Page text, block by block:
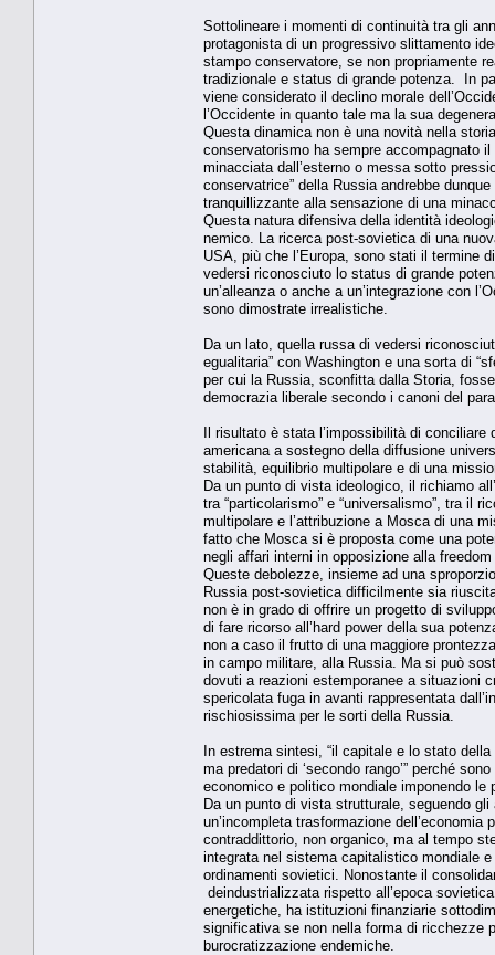
Sottolineare i momenti di continuità tra gli
protagonista di un progressivo slittamento
stampo conservatore, se non propriamente
tradizionale e status di grande potenza. In
viene considerato il declino morale
l’Occidente in quanto tale ma la sua
Questa dinamica non è una novità nella
conservatorismo ha sempre accompagnato
minacciata dall’esterno o messa sotto
conservatrice” della Russia andrebbe
tranquillizzante alla sensazione di una
Questa natura difensiva della identità
nemico. La ricerca post-sovietica di una
USA, più che l’Europa, sono stati il termine
vedersi riconosciuto lo status di grande
un’alleanza o anche a un’integrazione con
sono dimostrate irrealistiche.
Da un lato, quella russa di vedersi
egualitaria” con Washington e una sorta di
per cui la Russia, sconfitta dalla Storia,
democrazia liberale secondo i canoni del
Il risultato è stata l’impossibilità di conciliare
americana a sostegno della diffusione
stabilità, equilibrio multipolare e di una
Da un punto di vista ideologico, il richiamo
tra “particolarismo” e “universalismo”, tra il
multipolare e l’attribuzione a Mosca di una
fatto che Mosca si è proposta come una
negli affari interni in opposizione alla
Queste debolezze, insieme ad una
Russia post-sovietica difficilmente sia
non è in grado di offrire un progetto di
di fare ricorso all’hard power della sua
non a caso il frutto di una maggiore
in campo militare, alla Russia. Ma si può
dovuti a reazioni estemporanee a situazioni
spericolata fuga in avanti rappresentata
rischiosissima per le sorti della Russia.
In estrema sintesi, “il capitale e lo stato
ma predatori di ‘secondo rango’” perché
economico e politico mondiale imponendo le
Da un punto di vista strutturale, seguendo
un’incompleta trasformazione
contraddittorio, non organico, ma al tempo
integrata nel sistema capitalistico mondiale
ordinamenti sovietici. Nonostante il
deindustrializzata rispetto all’epoca
energetiche, ha istituzioni finanziarie
significativa se non nella forma di ricchezze
burocratizzazione endemiche.